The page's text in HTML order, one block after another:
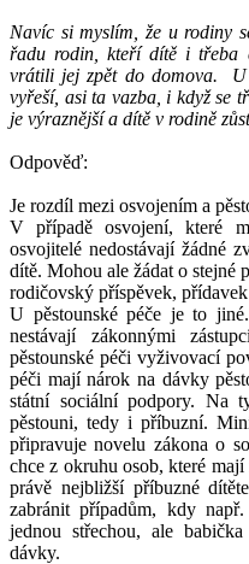
Navíc si myslím, že u rodiny
řadu rodin, kteří dítě i třeba
vrátili jej zpět do domova. U
vyřeší, asi ta vazba, i když se
je výraznější a dítě v rodině
Odpověď:
Je rozdíl mezi osvojením a
V případě osvojení, které
osvojitelé nedostávají žádné
dítě. Mohou ale žádat o stejné
rodičovský příspěvek,
U pěstounské péče je to
nestávají zákonnými
pěstounské péči vyživovací
péči mají nárok na dávky
státní sociální podpory. Na
pěstouni, tedy i příbuzní.
připravuje novelu zákona o
chce z okruhu osob, které
právě nejbližší příbuzné
zabránit případům, kdy
jednou střechou, ale
dávky.